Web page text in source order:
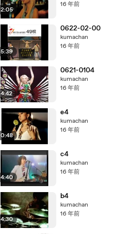
2:05
16 年前
5:39
0622-02-00
kumachan
16 年前
4:42
0621-0104
kumachan
16 年前
0:48
e4
kumachan
16 年前
4:40
c4
kumachan
16 年前
4:30
b4
kumachan
16 年前